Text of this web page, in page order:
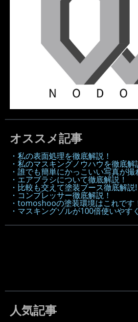
オススメ記事
・私の表面処理を徹底解説！
・私のマスキングノウハウを徹底解
・誰でも簡単にかっこいい写真が撮
・エアブラシについて徹底解説！
・比較も交えて塗装ブース徹底解説!
・コンプレッサー徹底解説！
・tomoshooの塗装環境はこれです
・マスキングゾルが100倍使いやす
人気記事